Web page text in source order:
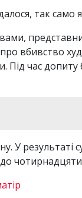
так само
вбивство
час допиту
У результаті